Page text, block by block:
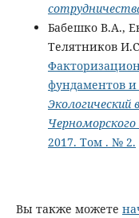
Бабешко В.А.,
Телятников
фундаментов
Экологический
2017. Том . № 2.
Вы также можете